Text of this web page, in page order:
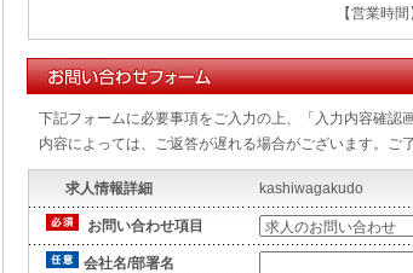
【営業時
下記フォームに必要事項をご入力の上、「入力内容確
内容によっては、ご返答が遅れる場合がございます。ご
求人情報詳細 kashiwagakudo
お問い合わせ項目
会社名/部署名